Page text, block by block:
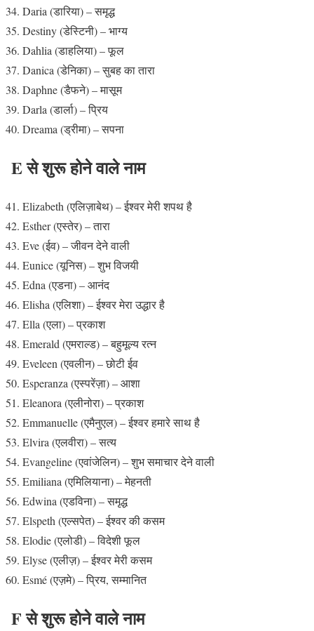
Daria (डारिया) – समृद्ध
Destiny (डेस्टिनी) – भाग्य
Dahlia (डाहलिया) – फूल
Danica (डेनिका) – सुबह का तारा
Daphne (डैफने) – मासूम
Darla (डार्ला) – प्रिय
Dreama (ड्रीमा) – सपना
E से शुरू होने वाले नाम
Elizabeth (एलिज़ाबेथ) – ईश्वर मेरी शपथ है
Esther (एस्तेर) – तारा
Eve (ईव) – जीवन देने वाली
Eunice (यूनिस) – शुभ विजयी
Edna (एडना) – आनंद
Elisha (एलिशा) – ईश्वर मेरा उद्धार है
Ella (एला) – प्रकाश
Emerald (एमराल्ड) – बहुमूल्य रत्न
Eveleen (एवलीन) – छोटी ईव
Esperanza (एस्परेंज़ा) – आशा
Eleanora (एलीनोरा) – प्रकाश
Emmanuelle (एमैनुएल) – ईश्वर हमारे साथ है
Elvira (एलवीरा) – सत्य
Evangeline (एवांजेलिन) – शुभ समाचार देने वाली
Emiliana (एमिलियाना) – मेहनती
Edwina (एडविना) – समृद्ध
Elspeth (एल्सपेत) – ईश्वर की कसम
Elodie (एलोडी) – विदेशी फूल
Elyse (एलीज़) – ईश्वर मेरी कसम
Esmé (एज़मे) – प्रिय, सम्मानित
F से शुरू होने वाले नाम